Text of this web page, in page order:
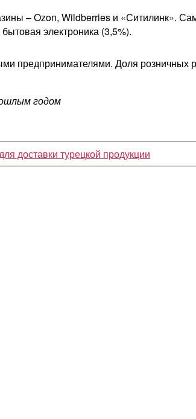
– Ozon, Wildberries и «Ситилинк».
электроника (3,5%).
предпринимателями. Доля розничных
годом
доставки турецкой продукции